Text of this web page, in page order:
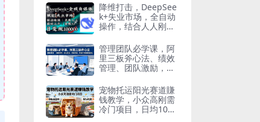
降维打击，DeepSee
k+失业市场，全自动
操作，结合人人刚
100000＋
管理团队必学课，阿
里三板斧心法、绩效
管理、团队激励，即
效能团队
宠物托运阳光赛道賺
钱教学，小众高刚需
冷门项目，日均10单